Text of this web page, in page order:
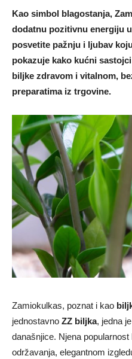
Kao simbol blagostanja,
dodatnu pozitivnu energiju
posvetite pažnju i ljubav
pokazuje kako kućni
biljke zdravom i vitalnom,
preparatima iz trgovine.
Zamiokulkas, poznat i kao
jednostavno ZZ biljka, jedna
današnjice. Njena
održavanja, elegantnom